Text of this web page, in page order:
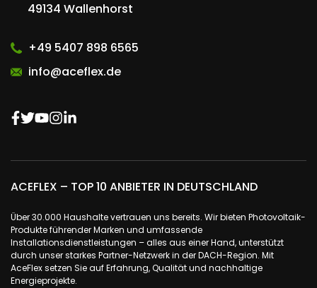
49134 Wallenhorst
+49 5407 898 6565
info@aceflex.de
ACEFLEX – TOP 10 ANBIETER IN DEUTSCHLAND
Über 30.000 Haushalte vertrauen uns bereits. Wir bieten Photovoltaik-
Produkte führender Marken und umfassende
Installationsdienstleistungen – alles aus einer Hand, unterstützt
durch unser starkes Partner-Netzwerk in der DACH-Region. Mit
AceFlex setzen Sie auf Erfahrung, Qualität und nachhaltige
Energieprojekte.